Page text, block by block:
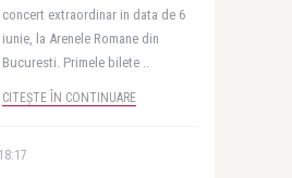
concert extraordinar in data de 6
iunie, la Arenele Romane din
Bucuresti. Primele bilete ..
CITEȘTE ÎN CONTINUARE